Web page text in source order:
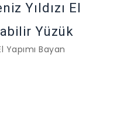
Yıldızı El
Yüzük
Yapımı Bayan